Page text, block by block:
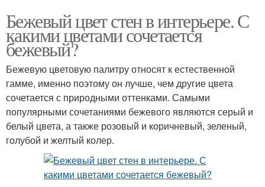
Бежевый цвет стен в интерьере. С
какими цветами сочетается
бежевый?
Бежевую цветовую палитру относят к естественной
гамме, именно поэтому он лучше, чем другие цвета
сочетается с природными оттенками. Самыми
популярными сочетаниями бежевого являются серый и
белый цвета, а также розовый и коричневый, зеленый,
голубой и желтый колер.